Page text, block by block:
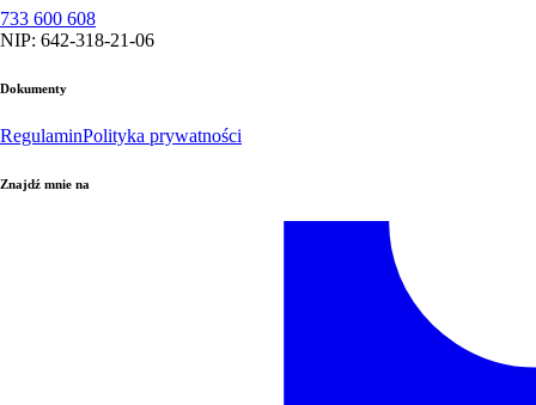
733 600 608
NIP: 642-318-21-06
Dokumenty
RegulaminPolityka prywatności
Znajdź mnie na